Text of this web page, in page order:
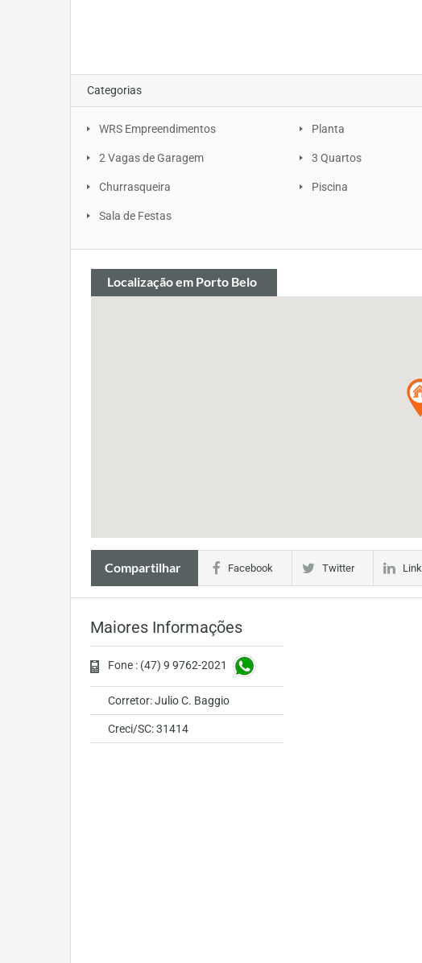
Categorias
WRS Empreendimentos Planta
2 Vagas de Garagem 3 Quartos
Churrasqueira Piscina
Sala de Festas
Localizaçãoem Porto Belo
Compartilhar Facebook Twitter
Maiores Informações
Fone : (47) 9 9762-2021
Corretor: Julio C. Baggio
Creci/SC: 31414